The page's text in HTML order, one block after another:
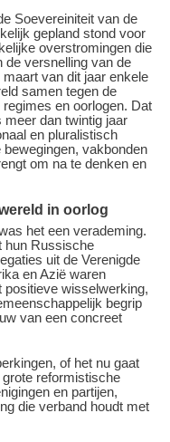
Soevereiniteit van de
gepland stond voor
overstromingen die
de versnelling van de
van dit jaar enkele
samen tegen de
en oorlogen. Dat
dan twintig jaar
en pluralistisch
vakbonden
om na te denken en
in oorlog
het een verademing.
hun Russische
uit de Verenigde
en Azië waren
positieve wisselwerking,
begrip
van een concreet
of het nu gaat
reformistische
en partijen,
die verband houdt met